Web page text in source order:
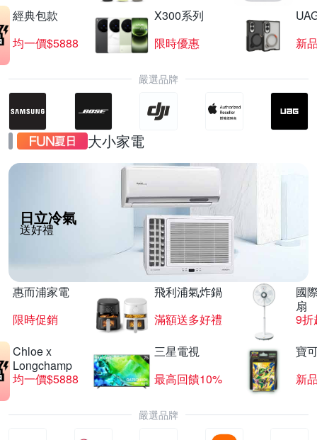
經典包款
均一價$5888
X300系列
限時優惠
新
嚴選品牌
大小家電
日立冷氣
送好禮
惠而浦家電
限時促銷
飛利浦氣炸鍋
滿額送多好禮
國
扇
9折
Chloe x
Longchamp
均一價$5888
三星電視
最高回饋10%
寶
新
嚴選品牌